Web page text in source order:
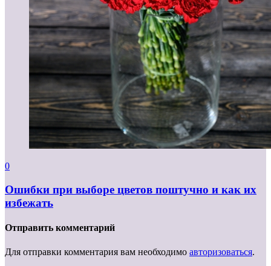
0
Ошибки при выборе цветов поштучно и как их
избежать
Отправить комментарий
Для отправки комментария вам необходимо авторизоваться.